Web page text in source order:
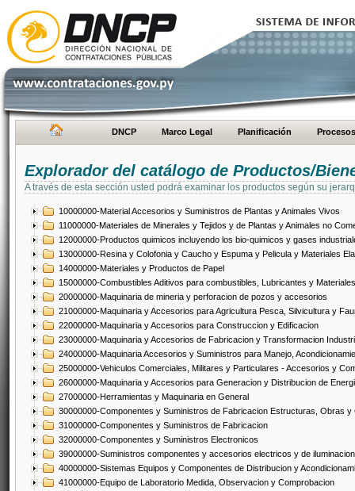
DNCP Marco Legal Planificación Procesos
Explorador del catálogo de Productos/
A través de esta sección usted podrá examinar los productos según su
10000000-Material Accesorios y Suministros de Plantas y Animales Vivos
11000000-Materiales de Minerales y Tejidos y de Plantas y Animales no
12000000-Productos quimicos incluyendo los bio-quimicos y gases
13000000-Resina y Colofonia y Caucho y Espuma y Pelicula y Materiales
14000000-Materiales y Productos de Papel
15000000-Combustibles Aditivos para combustibles, Lubricantes y
20000000-Maquinaria de mineria y perforacion de pozos y accesorios
21000000-Maquinaria y Accesorios para Agricultura Pesca, Silvicultura y
22000000-Maquinaria y Accesorios para Construccion y Edificacion
23000000-Maquinaria y Accesorios de Fabricacion y Transformacion
24000000-Maquinaria Accesorios y Suministros para Manejo,
25000000-Vehiculos Comerciales, Militares y Particulares - Accesorios y
26000000-Maquinaria y Accesorios para Generacion y Distribucion de
27000000-Herramientas y Maquinaria en General
30000000-Componentes y Suministros de Fabricacion Estructuras, Obras
31000000-Componentes y Suministros de Fabricacion
32000000-Componentes y Suministros Electronicos
39000000-Suministros componentes y accesorios electricos y de iluminacion
40000000-Sistemas Equipos y Componentes de Distribucion y
41000000-Equipo de Laboratorio Medida, Observacion y Comprobacion